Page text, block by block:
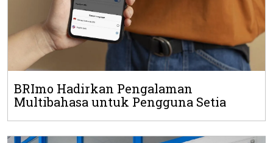
BRImo Hadirkan Pengalaman
Multibahasa untuk Pengguna Setia